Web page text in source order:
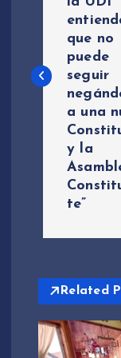
g
ó
n
d
que no
puede
seguir
a una
y la
te”
Related